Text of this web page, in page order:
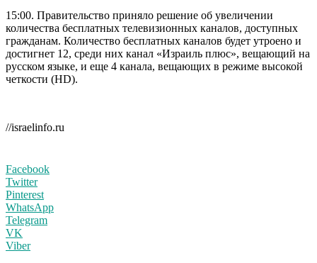
15:00. Правительство приняло решение об увеличении
количества бесплатных телевизионных каналов, доступных
гражданам. Количество бесплатных каналов будет утроено и
достигнет 12, среди них канал «Израиль плюс», вещающий на
русском языке, и еще 4 канала, вещающих в режиме высокой
четкости (HD).
//israelinfo.ru
Facebook
Twitter
Pinterest
WhatsApp
Telegram
VK
Viber